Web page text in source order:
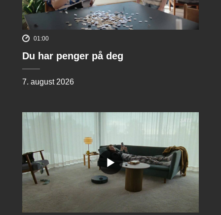
01:00
Du har penger på deg
7. august 2026